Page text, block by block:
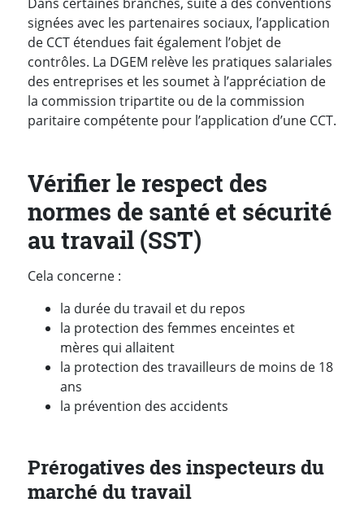
signées avec les partenaires sociaux, l’application
de CCT étendues fait également l’objet de
contrôles. La DGEM relève les pratiques salariales
des entreprises et les soumet à l’appréciation de
la commission tripartite ou de la commission
paritaire compétente pour l’application d’une CCT.
Vérifier le respect des
normes de santé et sécurité
au travail (SST)
Cela concerne :
la durée du travail et du repos
la protection des femmes enceintes et
mères qui allaitent
la protection des travailleurs de moins de 18
ans
la prévention des accidents
Prérogatives des inspecteurs du
marché du travail